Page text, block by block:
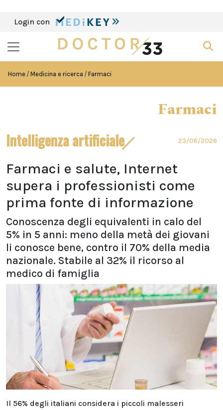
Login con
Home Medicina e ricerca Farmaci
Farmaci
Intelligenza artificiale 23/06/2026
Farmaci e salute, Internet
supera i professionisti come
prima fonte di informazione
Conoscenza degli equivalenti in calo del
5% in 5 anni: meno della metà dei giovani
li conosce bene, contro il 70% della media
nazionale. Stabile al 32% il ricorso al
medico di famiglia
Il 56% degli italiani considera i piccoli malesseri